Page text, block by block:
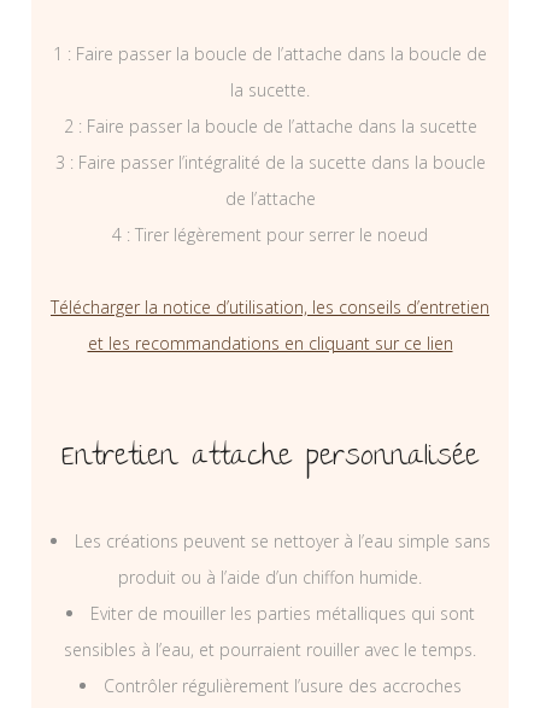
1 : Faire passer la boucle de l’attache dans la boucle de
la sucette.
2 : Faire passer la boucle de l’attache dans la sucette
3 : Faire passer l’intégralité de la sucette dans la boucle
de l’attache
4 : Tirer légèrement pour serrer le noeud
Télécharger la notice d’utilisation, les conseils d’entretien
et les recommandations en cliquant sur ce lien
Entretien attache personnalisée
Les créations peuvent se nettoyer à l’eau simple sans
produit ou à l’aide d’un chiffon humide.
Eviter de mouiller les parties métalliques qui sont
sensibles à l’eau, et pourraient rouiller avec le temps.
Contrôler régulièrement l’usure des accroches